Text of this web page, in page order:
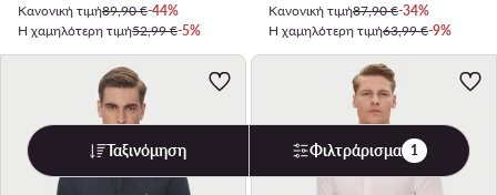
Κανονική τιμή89,90 €-44%
Η χαμηλότερη τιμή52,99 €-5%
Κανονική τιμή87,90 €-34%
Η χαμηλότερη τιμή63,99 €-9%
Ταξινόμηση Φιλτράρισμα 1